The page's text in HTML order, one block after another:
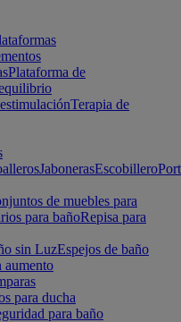
Plataforma de
Terapia de
JabonerasEscobillero
de muebles para
para bañoRepisa para
sin LuzEspejos de baño
aumento
para ducha
para baño